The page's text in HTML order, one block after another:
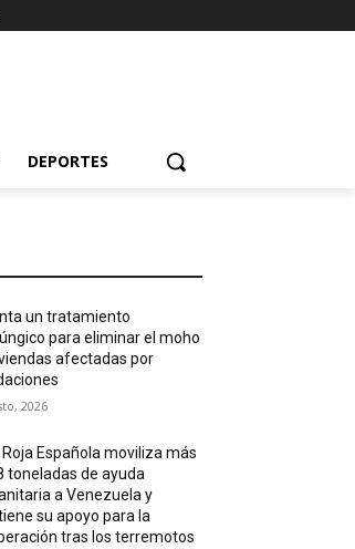
DEPORTES
un tratamiento
para eliminar el moho
afectadas por
2026
Española moviliza más
toneladas de ayuda
a Venezuela y
su apoyo para la
tras los terremotos